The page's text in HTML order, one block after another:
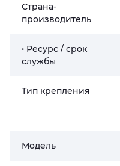
Страна-
производитель
• Ресурс / срок
службы
Тип крепления
Мoдель